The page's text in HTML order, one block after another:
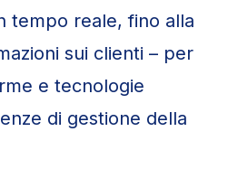
tempo reale, fino alla
sui clienti – per
e tecnologie
di gestione della